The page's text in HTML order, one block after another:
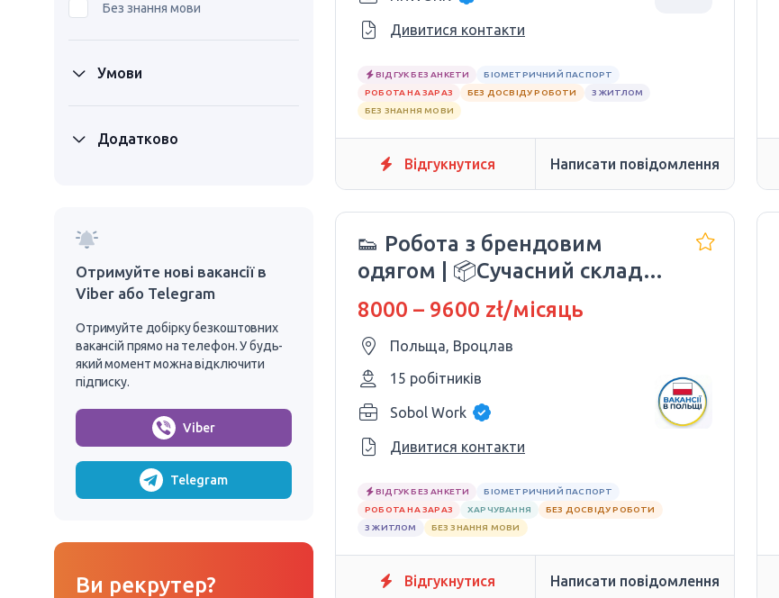
Без знання мови
Умови
Додатково
Отримуйте нові вакансії в
Viber або Telegram
Отримуйте добірку безкоштовних
вакансій прямо на телефон. У будь-
який момент можна відключити
підписку.
Viber
Telegram
Ви рекрутер?
Дивитися контакти
ВІДГУК БЕЗ АНКЕТИ
БІОМЕТРИЧНИЙ ПАСПОРТ
РОБОТА НА ЗАРАЗ
БЕЗ ДОСВІДУ РОБОТИ
З ЖИТЛОМ
БЕЗ ЗНАННЯ МОВИ
Відгукнутися Написати повідомлення
👟 Робота з брендовим
одягом | 📦Сучасний склад
SHEIN
8000 – 9600 zł/місяць
Польща, Вроцлав
15 робітників
Sobol Work
Дивитися контакти
ВІДГУК БЕЗ АНКЕТИ
БІОМЕТРИЧНИЙ ПАСПОРТ
РОБОТА НА ЗАРАЗ
ХАРЧУВАННЯ
БЕЗ ДОСВІДУ РОБОТИ
З ЖИТЛОМ
БЕЗ ЗНАННЯ МОВИ
Відгукнутися Написати повідомлення